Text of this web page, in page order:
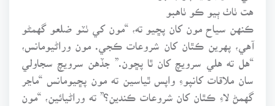
هت ٺاٺ ٻيو ڪو ٺاهبو
ڪنهن سياح مون کان پڇيو ته، “مون کي ٺٽو ضلعو گهمڻو
آهي، پهرين ڪٿان کان شروعات ڪجي. مون وراڻيومانس،
“هل ته هلي سرويچ کان ٿا پڇون.” جڏهن سرويچ سجاولي
سان ملاقات کانپوءِ واپس ٿياسين ته مون پڇيومانس “ماڃر
گهمڻ لاءِ ڪٿان کان شروعات ڪندين؟” ته وراڻيائين، “مون